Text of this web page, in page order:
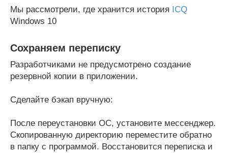
Мы рассмотрели, где хранится история ICQ
Windows 10
Сохраняем переписку
Разработчиками не предусмотрено создание
резервной копии в приложении.
Сделайте бэкап вручную:
После переустановки ОС, установите мессенджер.
Скопированную директорию переместите обратно
в папку с программой. Восстановится переписка и